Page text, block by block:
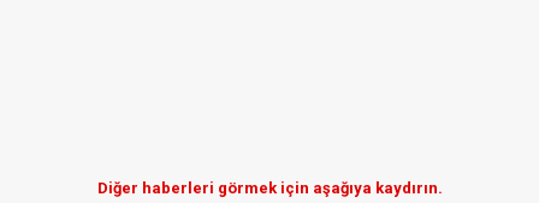
Diğer haberleri görmek için aşağıya kaydırın.